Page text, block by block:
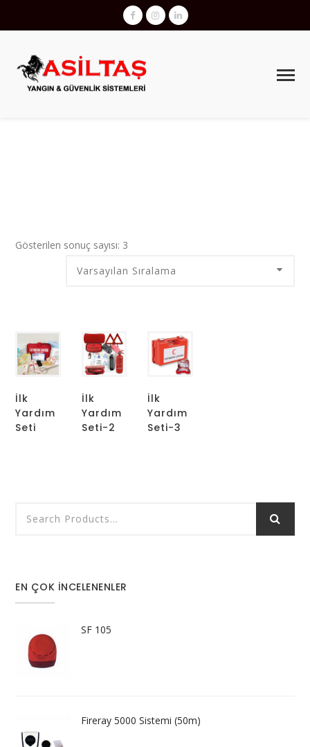
Gösterilen sonuç sayısı: 3
İlk
Yardım
Seti
İlk
Yardım
Seti-2
İlk
Yardım
Seti-3
EN ÇOK İNCELENENLER
SF 105
Fireray 5000 Sistemi (50m)